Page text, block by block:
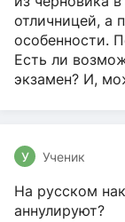
отличницей, а
особенности.
Есть ли
экзамен? И,
У Ученик
На русском
аннулируют?